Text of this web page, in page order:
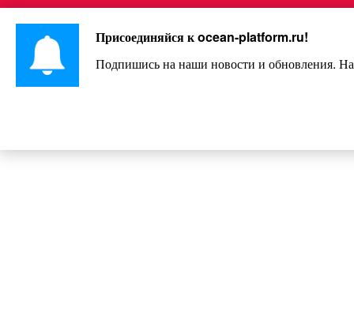
Перейти
контенту
Интересно и весело!
Присоединяйся кocean-platform.ru!
Подпишись на наши новости и обновления.